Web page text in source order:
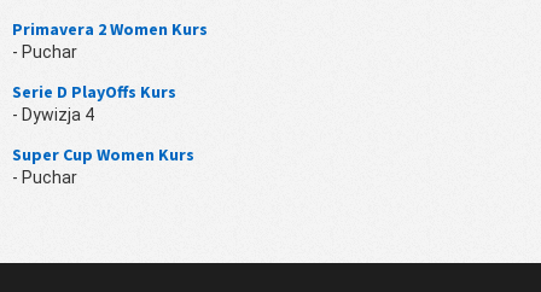
Primavera 2 Women Kurs
- Puchar
Serie D PlayOffs Kurs
- Dywizja 4
Super Cup Women Kurs
- Puchar